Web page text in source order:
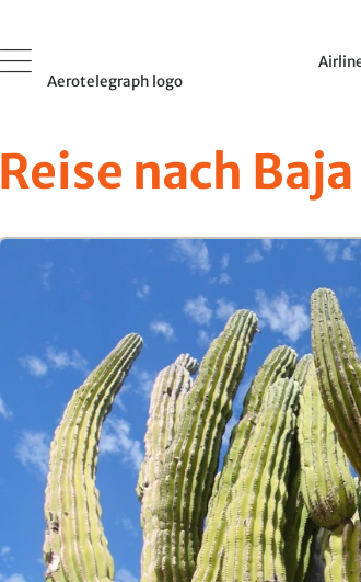
Aerotelegraph logo
Reise nach